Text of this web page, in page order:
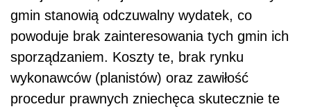
gmin stanowią odczuwalny wydatek, co
powoduje brak zainteresowania tych gmin ich
sporządzaniem. Koszty te, brak rynku
wykonawców (planistów) oraz zawiłość
procedur prawnych zniechęca skutecznie te